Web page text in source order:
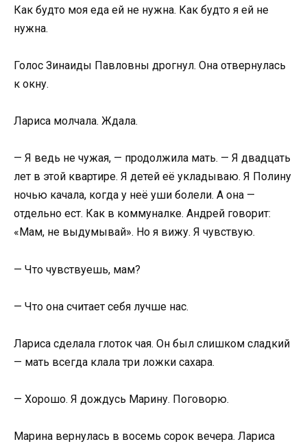
Как будто моя еда ей не нужна. Как будто я ей не
нужна.
Голос Зинаиды Павловны дрогнул. Она отвернулась
к окну.
Лариса молчала. Ждала.
— Я ведь не чужая, — продолжила мать. — Я двадцать
лет в этой квартире. Я детей её укладываю. Я Полину
ночью качала, когда у неё уши болели. А она —
отдельно ест. Как в коммуналке. Андрей говорит:
«Мам, не выдумывай». Но я вижу. Я чувствую.
— Что чувствуешь, мам?
— Что она считает себя лучше нас.
Лариса сделала глоток чая. Он был слишком сладкий
— мать всегда клала три ложки сахара.
— Хорошо. Я дождусь Марину. Поговорю.
Марина вернулась в восемь сорок вечера. Лариса